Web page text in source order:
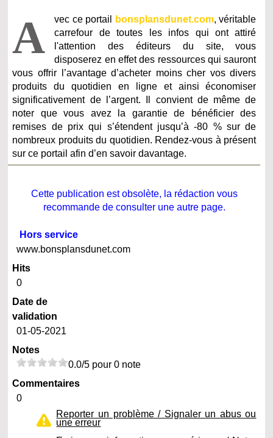
A vec ce portail bonsplansdunet.com, véritable
carrefour de toutes les infos qui ont attiré
l'attention des éditeurs du site, vous
disposerez en effet des ressources qui sauront
vous offrir l’avantage d’acheter moins cher vos divers
produits du quotidien en ligne et ainsi économiser
significativement de l’argent. Il convient de même de
noter que vous avez la garantie de bénéficier des
remises de prix qui s’étendent jusqu’à -80 % sur de
nombreux produits du quotidien. Rendez-vous à présent
sur ce portail afin d’en savoir davantage.
Cette publication est obsolète, la rédaction vous
recommande de consulter une autre page.
Hors service
www.bonsplansdunet.com
Hits
0
Date de
validation
01-05-2021
Notes
0.0/5 pour 0 note
Commentaires
0
Reporter un problème / Signaler un abus ou
une erreur